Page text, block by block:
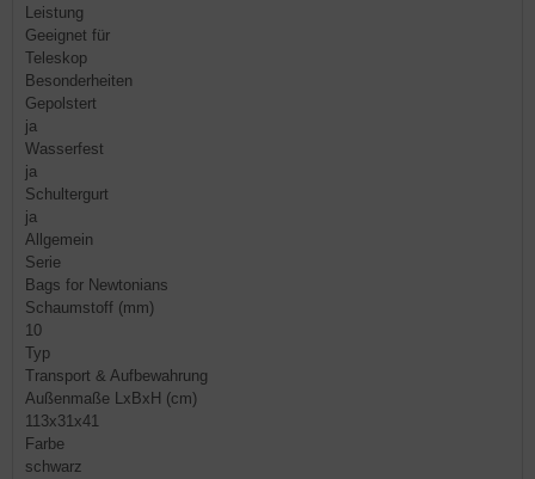
Leistung
Geeignet für
Teleskop
Besonderheiten
Gepolstert
ja
Wasserfest
ja
Schultergurt
ja
Allgemein
Serie
Bags for Newtonians
Schaumstoff (mm)
10
Typ
Transport & Aufbewahrung
Außenmaße LxBxH (cm)
113x31x41
Farbe
schwarz